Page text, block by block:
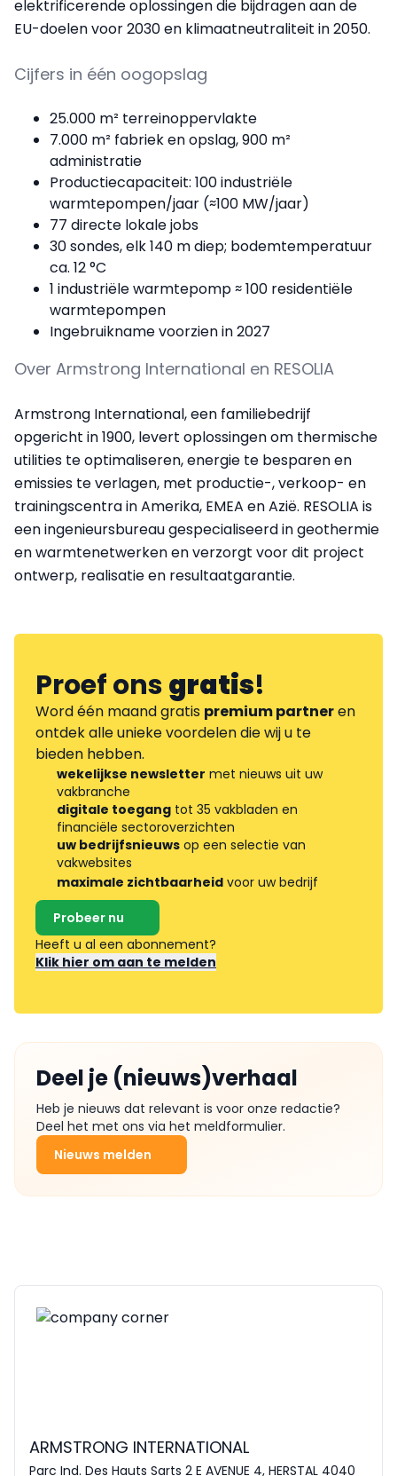
elektrificerende oplossingen die bijdragen aan de
EU-doelen voor 2030 en klimaatneutraliteit in 2050.
Cijfers in één oogopslag
25.000 m² terreinoppervlakte
7.000 m² fabriek en opslag, 900 m²
administratie
Productiecapaciteit: 100 industriële
warmtepompen/jaar (≈100 MW/jaar)
77 directe lokale jobs
30 sondes, elk 140 m diep; bodemtemperatuur
ca. 12 °C
1 industriële warmtepomp ≈ 100 residentiële
warmtepompen
Ingebruikname voorzien in 2027
Over Armstrong International en RESOLIA
Armstrong International, een familiebedrijf
opgericht in 1900, levert oplossingen om thermische
utilities te optimaliseren, energie te besparen en
emissies te verlagen, met productie-, verkoop- en
trainingscentra in Amerika, EMEA en Azië. RESOLIA is
een ingenieursbureau gespecialiseerd in geothermie
en warmtenetwerken en verzorgt voor dit project
ontwerp, realisatie en resultaatgarantie.
Proef onsgratis!
Word één maand gratis premium partneren
ontdek alle unieke voordelen die wij u te
bieden hebben.
wekelijkse newsletter met nieuws uit uw
vakbranche
digitale toegang tot 35 vakbladen en
financiële sectoroverzichten
uw bedrijfsnieuws op een selectie van
vakwebsites
maximale zichtbaarheid voor uw bedrijf
Probeer nu
Heeft u al een abonnement?
Klik hier om aan te melden
Deel je (nieuws)verhaal
Heb je nieuws dat relevant is voor onze redactie?
Deel het met ons via het meldformulier.
Nieuws melden
ARMSTRONG INTERNATIONAL
Parc Ind. Des Hauts Sarts 2 E AVENUE 4, HERSTAL 4040